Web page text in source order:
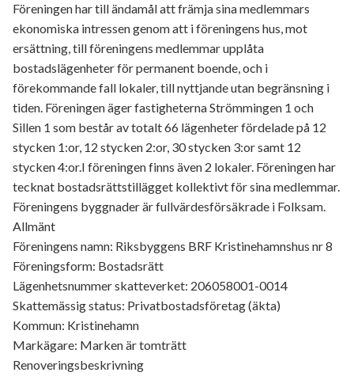
Föreningen har till ändamål att främja sina medlemmars
ekonomiska intressen genom att i föreningens hus, mot
ersättning, till föreningens medlemmar upplåta
bostadslägenheter för permanent boende, och i
förekommande fall lokaler, till nyttjande utan begränsning i
tiden. Föreningen äger fastigheterna Strömmingen 1 och
Sillen 1 som består av totalt 66 lägenheter fördelade på 12
stycken 1:or, 12 stycken 2:or, 30 stycken 3:or samt 12
stycken 4:or.I föreningen finns även 2 lokaler. Föreningen har
tecknat bostadsrättstillägget kollektivt för sina medlemmar.
Föreningens byggnader är fullvärdesförsäkrade i Folksam.
Allmänt
Föreningens namn: Riksbyggens BRF Kristinehamnshus nr 8
Föreningsform: Bostadsrätt
Lägenhetsnummer skatteverket: 206058001-0014
Skattemässig status: Privatbostadsföretag (äkta)
Kommun: Kristinehamn
Markägare: Marken är tomträtt
Renoveringsbeskrivning